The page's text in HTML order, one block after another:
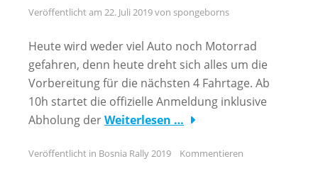
Veröffentlicht am 22. Juli 2019von spongeborns
Heute wird weder viel Auto noch Motorrad
gefahren, denn heute dreht sich alles um die
Vorbereitung für die nächsten 4 Fahrtage. Ab
10h startet die offizielle Anmeldung inklusive
Abholung derWeiterlesen …
Veröffentlicht in Bosnia Rally 2019 Kommentieren